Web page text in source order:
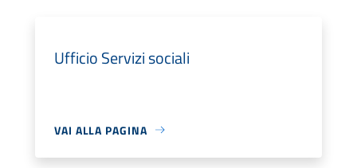
Ufficio Servizi sociali
VAI ALLA PAGINA